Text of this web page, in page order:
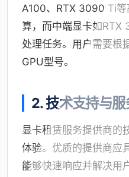
A100、RTX 3090 Ti等
算，而中端显卡如RTX
处理任务。用户需要根
GPU型号。
2. 技术支持与服
显卡租赁服务提供商的
体验。优质的提供商应
能够快速响应并解决用